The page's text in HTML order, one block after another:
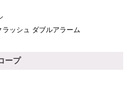
ッシュ ダブルアラーム
ープ